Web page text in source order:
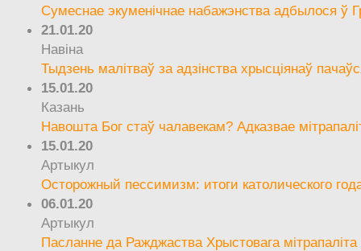
Сумеснае экуменічнае набажэнства адбылося ў
21.01.20
Навіна
Тыдзень малітваў за адзінства хрысціянаў
15.01.20
Казань
Навошта Бог стаў чалавекам? Адказвае
15.01.20
Артыкул
Осторожный пессимизм: итоги католического
06.01.20
Артыкул
Пасланне да Ражджаства Хрыстовага мітрапаліта